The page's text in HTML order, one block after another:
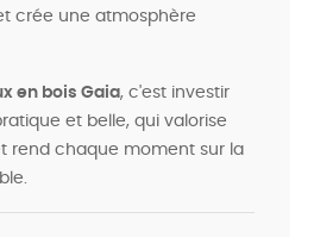
crée une atmosphère
en bois Gaia, c'est investir
et belle, qui valorise
rend chaque moment sur la